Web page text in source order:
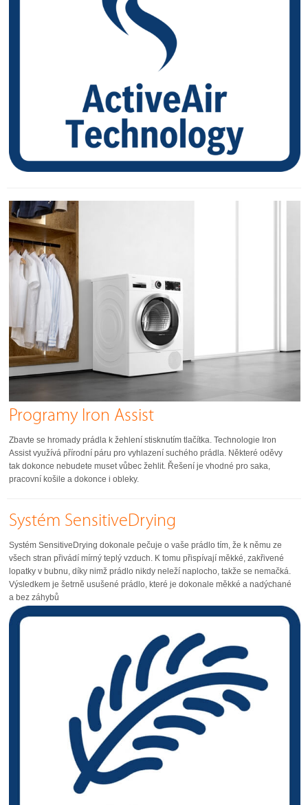
Programy Iron Assist
Zbavte se hromady prádla k žehlení stisknutím tlačítka. Technologie Iron
Assist využívá přírodní páru pro vyhlazení suchého prádla. Některé oděvy
tak dokonce nebudete muset vůbec žehlit. Řešení je vhodné pro saka,
pracovní košile a dokonce i obleky.
Systém SensitiveDrying
Systém SensitiveDrying dokonale pečuje o vaše prádlo tím, že k němu ze
všech stran přivádí mírný teplý vzduch. K tomu přispívají měkké, zakřivené
lopatky v bubnu, díky nimž prádlo nikdy neleží naplocho, takže se nemačká.
Výsledkem je šetrně usušené prádlo, které je dokonale měkké a nadýchané
a bez záhybů